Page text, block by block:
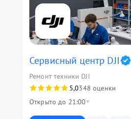
Сервисный центр DJI
Ремонт техники DJI
5,0348 оценки
Открыто до 21:00